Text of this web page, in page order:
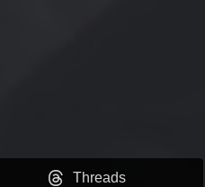
Threads